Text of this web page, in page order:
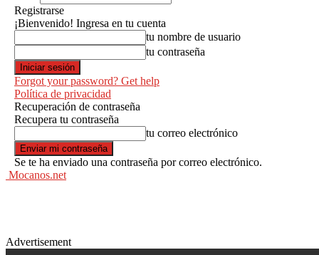
Registrarse
¡Bienvenido! Ingresa en tu cuenta
tu nombre de usuario
tu contraseña
Forgot your password? Get help
Política de privacidad
Recuperación de contraseña
Recupera tu contraseña
tu correo electrónico
Se te ha enviado una contraseña por correo electrónico.
Mocanos.net
Advertisement